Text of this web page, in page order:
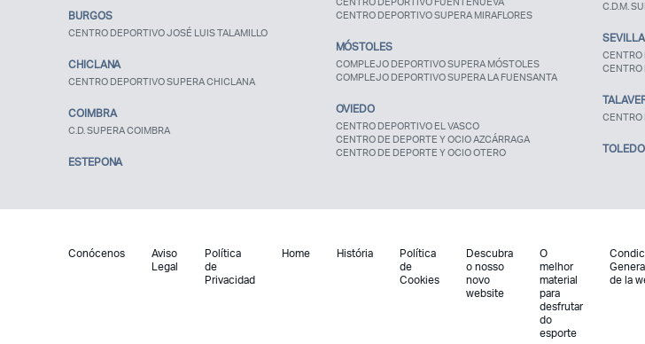
BURGOS
CENTRO DEPORTIVO JOSÉ LUIS TALAMILLO
CHICLANA
CENTRO DEPORTIVO SUPERA CHICLANA
COIMBRA
C.D. SUPERA COIMBRA
ESTEPONA
CENTRO DEPORTIVO SUPERA MIRAFLORES
MÓSTOLES
COMPLEJO DEPORTIVO SUPERA MÓSTOLES
COMPLEJO DEPORTIVO SUPERA LA FUENSANTA
OVIEDO
CENTRO DEPORTIVO EL VASCO
CENTRO DE DEPORTE Y OCIO AZCÁRRAGA
CENTRO DE DEPORTE Y OCIO OTERO
C.D.M.
SEVILLA
CENTRO
CENTRO
CENTRO
TOLEDO
Conócenos
Aviso
Legal
Política
de
Privacidad
Home História
Política
de
Cookies
Descubra
o nosso
novo
website
O
melhor
material
para
desfrutar
do
esporte
de la